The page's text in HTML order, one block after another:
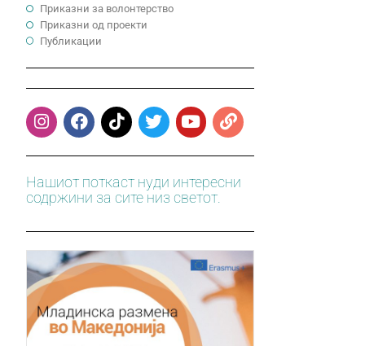
Приказни за волонтерство
Приказни од проекти
Публикации
Нашиот поткаст нуди интересни
содржини за сите низ светот.